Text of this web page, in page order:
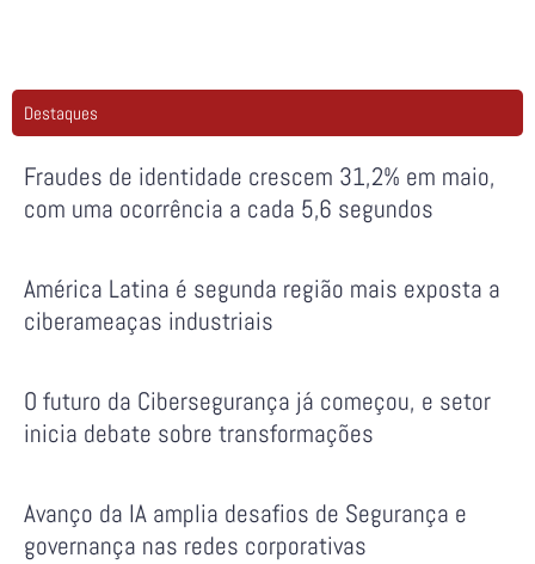
Destaques
Fraudes de identidade crescem 31,2% em maio,
com uma ocorrência a cada 5,6 segundos
América Latina é segunda região mais exposta a
ciberameaças industriais
O futuro da Cibersegurança já começou, e setor
inicia debate sobre transformações
Avanço da IA amplia desafios de Segurança e
governança nas redes corporativas